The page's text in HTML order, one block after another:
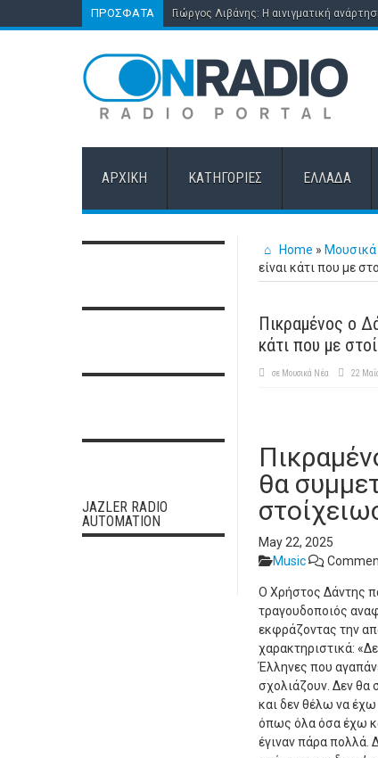
ΠΡΌΣΦΑΤΑ Γιώργος Λιβάνης: Η αινιγματική
ΑΡΧΙΚΉ ΚΑΤΗΓΟΡΊΕΣ ΕΛΛΆΔΑ
Home »
είναι κάτι που με
Πικραμένος ο
κάτι που με
σε Μουσικά Νέα 22
θα
May 22, 2025
Music
Ο Χρήστος Δάντης
τραγουδοποιός
εκφράζοντας την
χαρακτηριστικά:
Έλληνες που
σχολιάζουν. Δεν θα
και δεν θέλω να
όπως όλα όσα έχω
έγιναν πάρα πολλά.
JAZLER RADIO
AUTOMATION